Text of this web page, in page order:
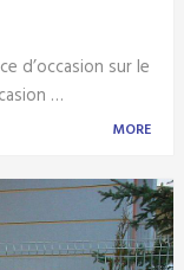
d’occasion sur le
…
MORE